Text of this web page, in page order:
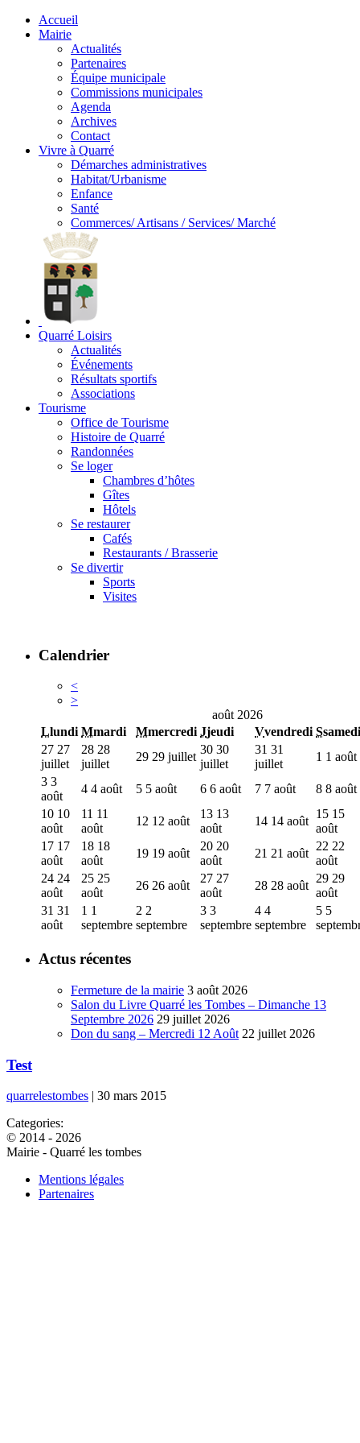
Accueil
Mairie
Actualités
Partenaires
Équipe municipale
Commissions municipales
Agenda
Archives
Contact
Vivre à Quarré
Démarches administratives
Habitat/Urbanisme
Enfance
Santé
Commerces/ Artisans / Services/ Marché
Quarré Loisirs
Actualités
Événements
Résultats sportifs
Associations
Tourisme
Office de Tourisme
Histoire de Quarré
Randonnées
Se loger
Chambres d’hôtes
Gîtes
Hôtels
Se restaurer
Cafés
Restaurants / Brasserie
Se divertir
Sports
Visites
Calendrier
<
>
août 2026
Llundi Mmardi Mmercredi Jjeudi Vvendredi Ssamedi
27 27
juillet
28 28
juillet
29 29 juillet
30 30
juillet
31 31
juillet
1 1 août
3 3
août
4 4 août 5 5 août 6 6 août 7 7 août 8 8 août
10 10
août
11 11
août
12 12 août
13 13
août
14 14 août
15 15
août
17 17
août
18 18
août
19 19 août
20 20
août
21 21 août
22 22
août
24 24
août
25 25
août
26 26 août
27 27
août
28 28 août
29 29
août
31 31
août
1 1
septembre
2 2
septembre
3 3
septembre
4 4
septembre
5 5
Actus récentes
Fermeture de la mairie 3 août 2026
Salon du Livre Quarré les Tombes – Dimanche 13
Septembre 2026 29 juillet 2026
Don du sang – Mercredi 12 Août 22 juillet 2026
Test
quarrelestombes | 30 mars 2015
Categories:
© 2014 - 2026
Mairie - Quarré les tombes
Mentions légales
Partenaires